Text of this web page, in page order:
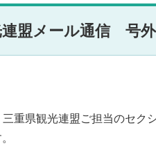
盟メール通信 号外
重県観光連盟ご担当のセク